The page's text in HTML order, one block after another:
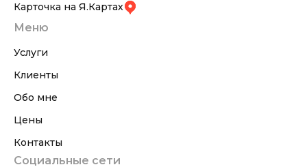
Карточка на Я.Картах
Меню
Услуги
Клиенты
Обо мне
Цены
Контакты
Социальные сети